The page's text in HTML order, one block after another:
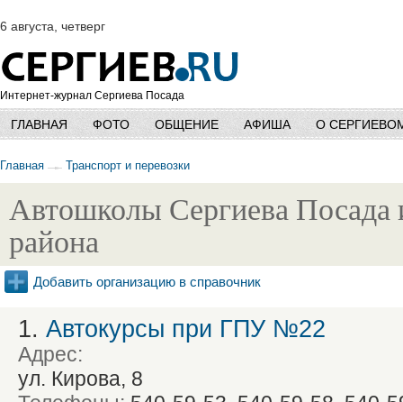
6 августа, четверг
Интернет-журнал Сергиева Посада
ГЛАВНАЯ ФОТО ОБЩЕНИЕ АФИША О
Главная Транспорт и перевозки
Автошколы Сергиева Посада
района
Добавить организацию в справочник
1. Автокурсы при ГПУ №22
Адрес:
ул. Кирова, 8